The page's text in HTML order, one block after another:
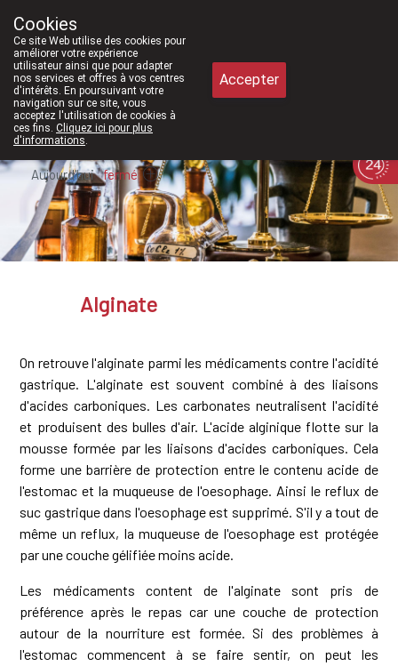
Aujourd'hui fermé
Alginate
On retrouve l'alginate parmi les médicaments contre l'acidité
gastrique. L'alginate est souvent combiné à des liaisons
d'acides carboniques. Les carbonates neutralisent l'acidité
et produisent des bulles d'air. L'acide alginique flotte sur la
mousse formée par les liaisons d'acides carboniques. Cela
forme une barrière de protection entre le contenu acide de
l'estomac et la muqueuse de l'oesophage. Ainsi le reflux de
suc gastrique dans l'oesophage est supprimé. S'il y a tout de
même un reflux, la muqueuse de l'oesophage est protégée
par une couche gélifiée moins acide.
Les médicaments content de l'alginate sont pris de
préférence après le repas car une couche de protection
autour de la nourriture est formée. Si des problèmes à
l'estomac commencent à se faire sentir, on peut les
Cookies
Ce site Web utilise des cookies pour
améliorer votre expérience
utilisateur ainsi que pour adapter
nos services et offres à vos centres
d'intérêts. En poursuivant votre
navigation sur ce site, vous
acceptez l'utilisation de cookies à
ces fins. Cliquez ici pour plus
d'informations.
Accepter